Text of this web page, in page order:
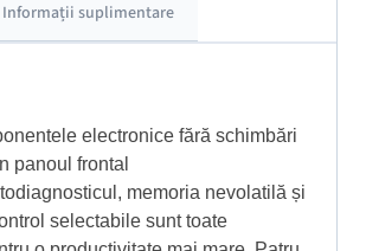
Informații suplimentare
electronice fără schimbări
panoul frontal
memoria nevolatilă și
selectabile sunt toate